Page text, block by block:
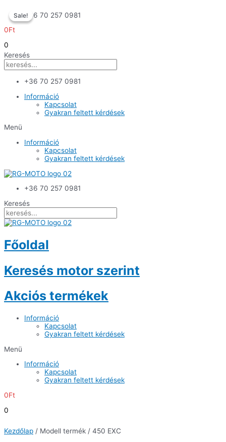
to
content
+36 70 257 0981
0Ft
0
Keresés
+36 70 257 0981
Információ
Kapcsolat
Gyakran feltett kérdések
Menü
Információ
Kapcsolat
Gyakran feltett kérdések
+36 70 257 0981
Keresés
Főoldal
Keresés motor szerint
Akciós termékek
Információ
Kapcsolat
Gyakran feltett kérdések
Menü
Információ
Kapcsolat
Gyakran feltett kérdések
0Ft
0
Kezdőlap / Modell termék / 450 EXC
Sale!
Sale!